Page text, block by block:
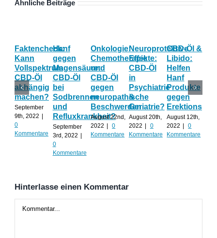
Ähnliche Beiträge
Faktencheck:
Kann
Vollspektrum
CBD-Öl
abhängig
machen?
September
9th, 2022 |
0
Kommentare
Hanf
gegen
Magensäure:
CBD-Öl
bei
Sodbrennen
und
Refluxkrankheit?
September
3rd, 2022 |
0
Kommentare
Onkologie:
Chemotherapie
und
CBD-Öl
gegen
neuropathische
Beschwerden
August 22nd,
2022 |
0
Kommentare
Neuroprotektive
Effekte:
CBD-Öl
in
Psychiatrie
&
Geriatrie?
August 20th,
2022 |
0
Kommentare
CBD-Öl &
Libido:
Helfen
Hanf
Produkte
gegen
August 12th,
2022 |
0
Kommentare
Hinterlasse einen Kommentar